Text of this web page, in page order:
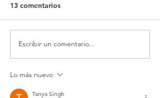
13 comentarios
Escribir un comentario...
Lo más nuevo
Tanya Singh